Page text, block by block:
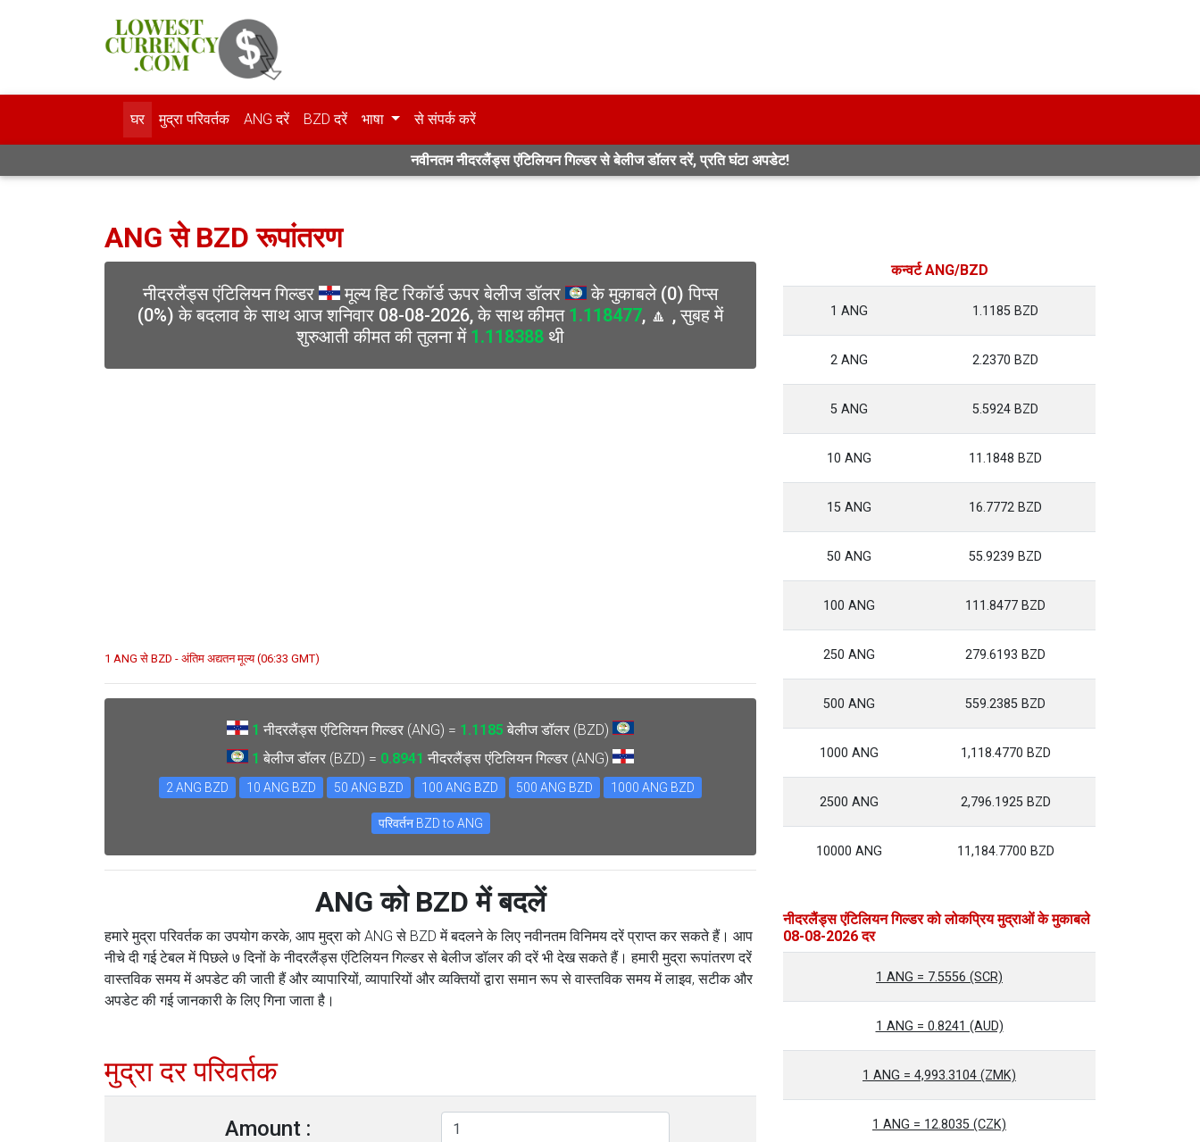
घर मुद्रा परिवर्तक ANG दरें BZD दरें भाषा से संपर्क करें
नवीनतम नीदरलैंड्स एंटिलियन गिल्डर से बेलीज डॉलर दरें, प्रति घंटा अपडेट!
ANG से BZD रूपांतरण
नीदरलैंड्स एंटिलियन गिल्डर मूल्य हिट रिकॉर्ड ऊपर बेलीज डॉलर
के मुकाबले (0) पिप्स
(0%) के बदलाव के साथ आज शनिवार 08-08-2026, के साथ कीमत 1.118477, 🔼 , सुबह में
शुरुआती कीमत की तुलना में 1.118388 थी
1 ANG से BZD - अंतिम अद्यतन मूल्य (06:33 GMT)
1 नीदरलैंड्स एंटिलियन गिल्डर (ANG) = 1.1185 बेलीज डॉलर (BZD)
1 बेलीज डॉलर (BZD) = 0.8941 नीदरलैंड्स एंटिलियन गिल्डर (ANG)
2 ANG BZD 10 ANG BZD 50 ANG BZD 100 ANG BZD 500 ANG BZD 1000 ANG BZD
परिवर्तन BZD to ANG
ANG को BZD में बदलें
हमारे मुद्रा परिवर्तक का उपयोग करके, आप मुद्रा को ANG से BZD में बदलने के लिए नवीनतम विनिमय दरें प्राप्त कर सकते हैं। आप
नीचे दी गई टेबल में पिछले ७ दिनों के नीदरलैंड्स एंटिलियन गिल्डर से बेलीज डॉलर की दरें भी देख सकते हैं। हमारी मुद्रा रूपांतरण दरें
वास्तविक समय में अपडेट की जाती हैं और व्यापारियों, व्यापारियों और व्यक्तियों द्वारा समान रूप से वास्तविक समय में लाइव, सटीक और
अपडेट की गई जानकारी के लिए गिना जाता है।
मुद्रा दर परिवर्तक
Amount :
कन्वर्ट ANG/BZD
1 ANG 1.1185 BZD
2 ANG 2.2370 BZD
5 ANG 5.5924 BZD
10 ANG 11.1848 BZD
15 ANG 16.7772 BZD
50 ANG 55.9239 BZD
100 ANG 111.8477 BZD
250 ANG 279.6193 BZD
500 ANG 559.2385 BZD
1000 ANG 1,118.4770 BZD
2500 ANG 2,796.1925 BZD
10000 ANG 11,184.7700 BZD
नीदरलैंड्स एंटिलियन गिल्डर को लोकप्रिय मुद्राओं के मुकाबले
08-08-2026 दर
1 ANG = 7.5556 (SCR)
1 ANG = 0.8241 (AUD)
1 ANG = 4,993.3104 (ZMK)
1 ANG = 12.8035 (CZK)